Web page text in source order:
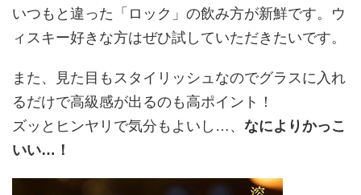
いつもと違った「ロック」の飲み方が新鮮です。ウ
ィスキー好きな方はぜひ試していただきたいです。
また、見た目もスタイリッシュなのでグラスに入れ
るだけで高級感が出るのも高ポイント！
ズッとヒンヤリで気分もよいし…、 なによりかっこ
いい…！